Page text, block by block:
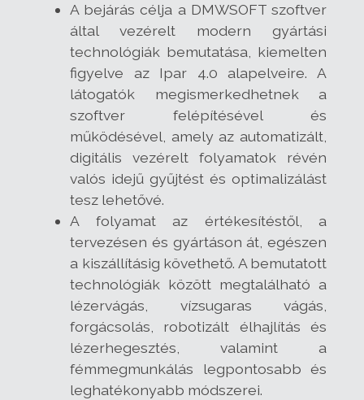
A bejárás célja a DMWSOFT szoftver
által vezérelt modern gyártási
technológiák bemutatása, kiemelten
figyelve az Ipar 4.0 alapelveire. A
látogatók megismerkedhetnek a
szoftver felépítésével és
működésével, amely az automatizált,
digitális vezérelt folyamatok révén
valós idejű gyűjtést és optimalizálást
tesz lehetővé.
A folyamat az értékesítéstől, a
tervezésen és gyártáson át, egészen
a kiszállításig követhető. A bemutatott
technológiák között megtalálható a
lézervágás, vízsugaras vágás,
forgácsolás, robotizált élhajlítás és
lézerhegesztés, valamint a
fémmegmunkálás legpontosabb és
leghatékonyabb módszerei.